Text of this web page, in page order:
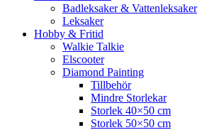
Badleksaker & Vattenleksaker
Leksaker
Hobby & Fritid
Walkie Talkie
Elscooter
Diamond Painting
Tillbehör
Mindre Storlekar
Storlek 40×50 cm
Storlek 50×50 cm